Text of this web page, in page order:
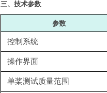
三、 技术参数
‌参数‌
控制系统
操作界面
单桨测试质量范围